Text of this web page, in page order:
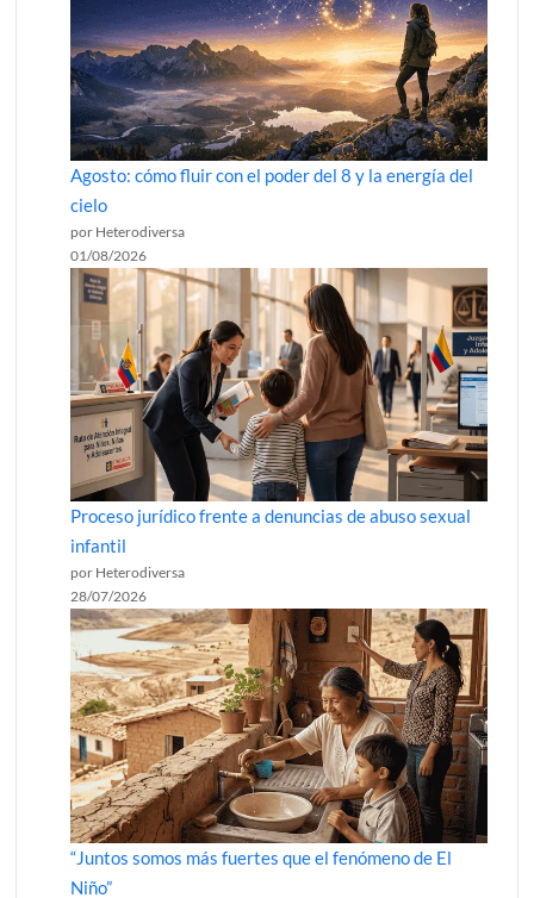
Agosto: cómo fluir con el poder del 8 y la energía del
cielo
por Heterodiversa
01/08/2026
Proceso jurídico frente a denuncias de abuso sexual
infantil
por Heterodiversa
28/07/2026
“Juntos somos más fuertes que el fenómeno de El
Niño”